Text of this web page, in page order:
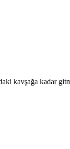
kavşağa kadar